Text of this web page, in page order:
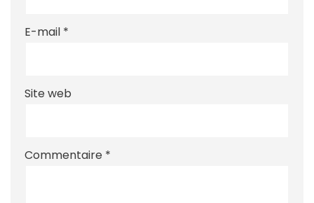
E-mail *
Site web
Commentaire *